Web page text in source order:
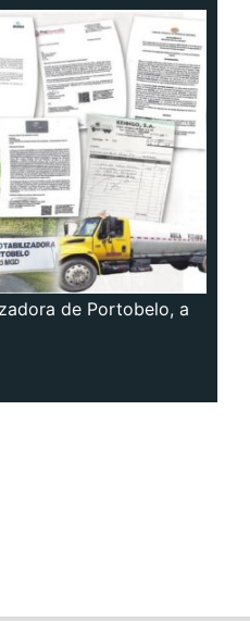
de Portobelo, a